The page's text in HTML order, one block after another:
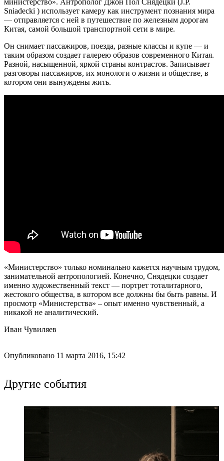
Sniadecki ) использует камеру как инструмент познания мира
— отправляется с ней в путешествие по железным дорогам
Китая, самой большой транспортной сети в мире.
Он снимает пассажиров, поезда, разные классы и купе — и
таким образом создает галерею образов современного Китая.
Разной, насыщенной, яркой страны контрастов. Записывает
разговоры пассажиров, их монологи о жизни и обществе, в
котором они вынуждены жить.
«Министерство» только номинально кажется научным трудом,
занимательной антропологией. Конечно, Снядецки создает
именно художественный текст — портрет тоталитарного,
жестокого общества, в котором все должны бы быть равны. И
просмотр «Министерства» – опыт именно чувственный, а
никакой не аналитический.
Иван Чувиляев
Опубликовано 11 марта 2016, 15:42
Другие события